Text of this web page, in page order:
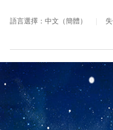
語言選擇：中文（簡體）